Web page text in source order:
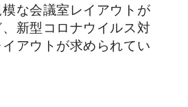
な会議室レイアウトが
新型コロナウイルス対
アウトが求められてい